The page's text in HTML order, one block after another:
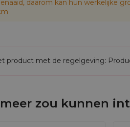
kies dan de
tot wegwerpverpakkingen
daarom kan hun werkelijke
product met de regelgeving:
zou kunnen